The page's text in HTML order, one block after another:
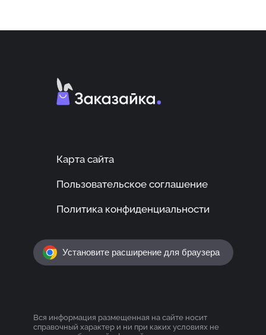
Карта сайта
Пользовательское соглашение
Политика конфиденциальности
Установите расширение для браузера
Вся информация размещенная на сайте носит
справочный характер и ни при каких условиях не